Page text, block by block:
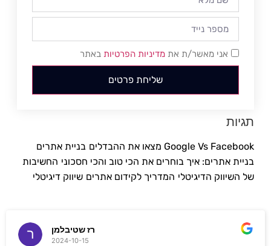
אני מאשר/ת את מדיניות הפרטיות באתר
שליחת פרטים
תגיות
Google Vs Facebook מצאו את ההבדלים
בניית אתרים
בניית אתרים: איך בוחרים את הכי טוב והכי חסכוני החשיבות
של השיווק הדיגיטלי המדריך לקידום אתרים שיווק דיגיטלי
רז שטיבלמן
2024-10-15